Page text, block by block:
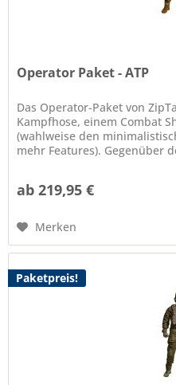
Operator Paket - ATP
Das Operator-Paket von
Kampfhose, einem Combat
(wahlweise den
mehr Features). Gegenüber
ab 219,95 €
Merken
Paketpreis!